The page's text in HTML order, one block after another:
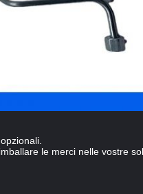
le merci nelle vostre